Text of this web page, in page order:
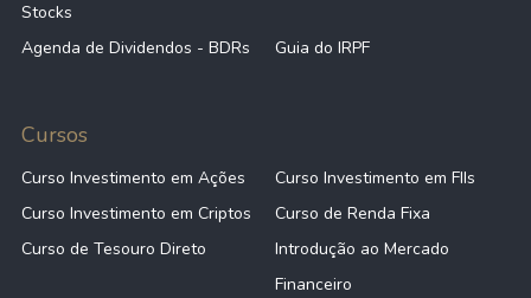
Stocks
Agenda de Dividendos - BDRs Guia do IRPF
Cursos
Curso Investimento em Ações
Curso Investimento em FIIs
Curso Investimento em Criptos
Curso de Renda Fixa
Curso de Tesouro Direto
Introdução ao Mercado
Financeiro